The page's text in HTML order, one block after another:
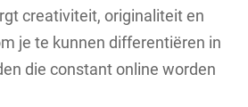
creativiteit, originaliteit en
je te kunnen differentiëren in
die constant online worden